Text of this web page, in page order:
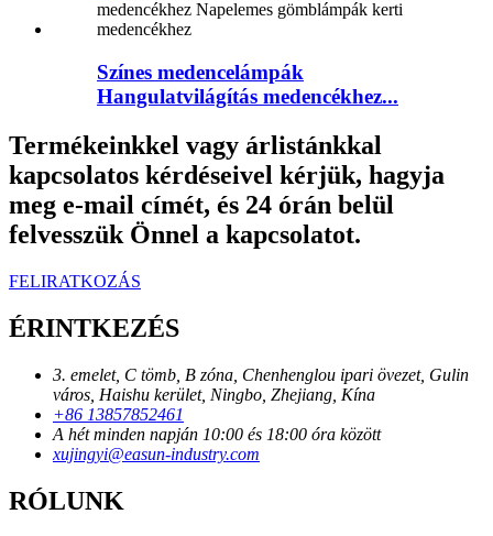
Színes medencelámpák
Hangulatvilágítás medencékhez...
Termékeinkkel vagy árlistánkkal
kapcsolatos kérdéseivel kérjük, hagyja
meg e-mail címét, és 24 órán belül
felvesszük Önnel a kapcsolatot.
FELIRATKOZÁS
ÉRINTKEZÉS
3. emelet, C tömb, B zóna, Chenhenglou ipari övezet, Gulin
város, Haishu kerület, Ningbo, Zhejiang, Kína
+86 13857852461
A hét minden napján 10:00 és 18:00 óra között
xujingyi@easun-industry.com
RÓLUNK